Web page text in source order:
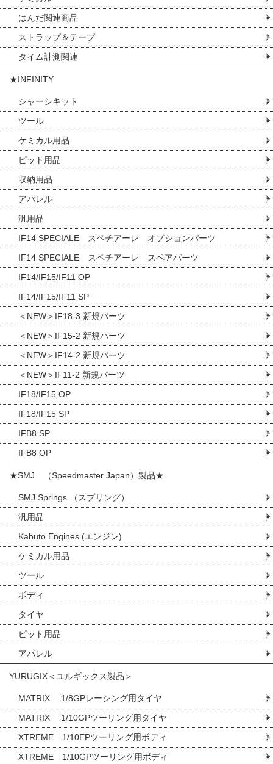
はんだ関連商品
ストラップ＆テープ
タイム計測関連
★INFINITY
シャーシキット
ツール
ケミカル用品
ピット用品
収納用品
アパレル
汎用品
IF14 SPECIALE スペチアーレ オプションパーツ
IF14 SPECIALE スペチアーレ スペアパーツ
IF14/IF15/IF11 OP
IF14/IF15/IF11 SP
＜NEW＞IF18-3 新規パーツ
＜NEW＞IF15-2 新規パーツ
＜NEW＞IF14-2 新規パーツ
＜NEW＞IF11-2 新規パーツ
IF18/IF15 OP
IF18/IF15 SP
IFB8 SP
IFB8 OP
★SMJ （Speedmaster Japan）製品★
SMJ Springs （スプリング）
汎用品
Kabuto Engines (エンジン)
ケミカル用品
ツール
ボディ
タイヤ
ピット用品
アパレル
YURUGIX＜ユルギックス製品＞
MATRIX 1/8GPレーシング用タイヤ
MATRIX 1/10GPツーリング用タイヤ
XTREME 1/10EPツーリング用ボディ
XTREME 1/10GPツーリング用ボディ